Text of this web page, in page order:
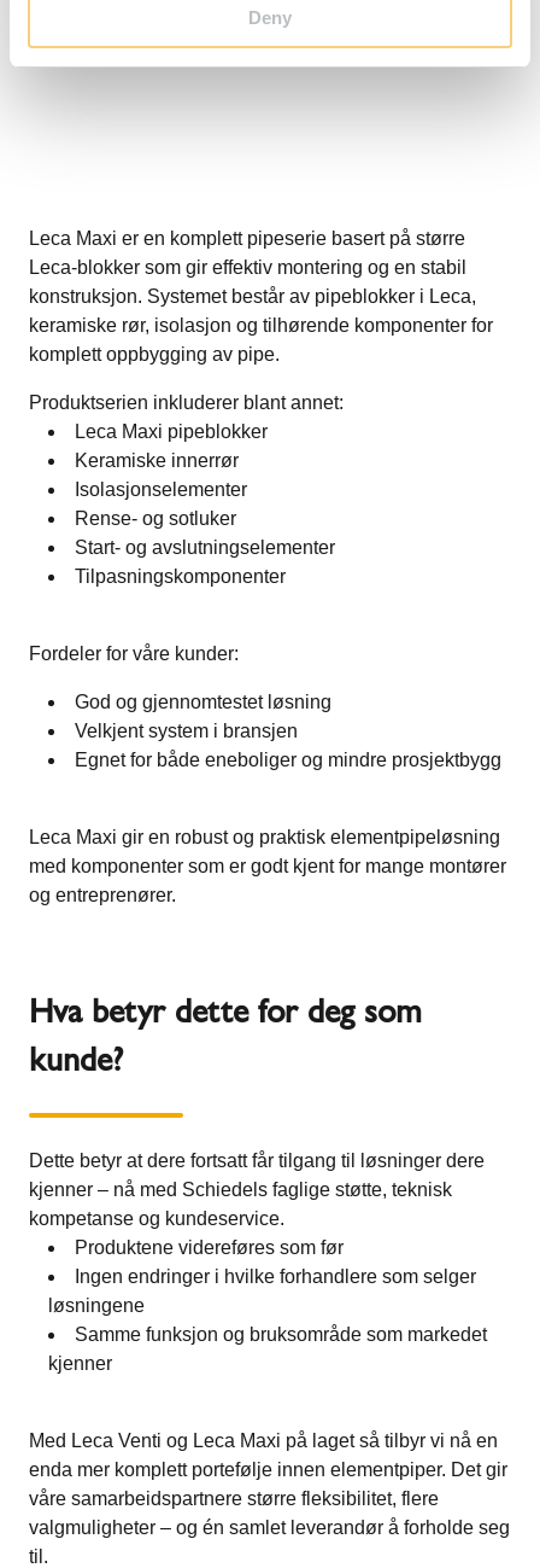
Deny
Leca Maxi er en komplett pipeserie basert på større
Leca-blokker som gir effektiv montering og en stabil
konstruksjon. Systemet består av pipeblokker i Leca,
keramiske rør, isolasjon og tilhørende komponenter for
komplett oppbygging av pipe.
Produktserien inkluderer blant annet:
Leca Maxi pipeblokker
Keramiske innerrør
Isolasjonselementer
Rense- og sotluker
Start- og avslutningselementer
Tilpasningskomponenter
Fordeler for våre kunder:
God og gjennomtestet løsning
Velkjent system i bransjen
Egnet for både eneboliger og mindre prosjektbygg
Leca Maxi gir en robust og praktisk elementpipeløsning
med komponenter som er godt kjent for mange montører
og entreprenører.
Hva betyr dette for deg som
kunde?
Dette betyr at dere fortsatt får tilgang til løsninger dere
kjenner – nå med Schiedels faglige støtte, teknisk
kompetanse og kundeservice.
Produktene videreføres som før
Ingen endringer i hvilke forhandlere som selger
løsningene
Samme funksjon og bruksområde som markedet
kjenner
Med Leca Venti og Leca Maxi på laget så tilbyr vi nå en
enda mer komplett portefølje innen elementpiper. Det gir
våre samarbeidspartnere større fleksibilitet, flere
valgmuligheter – og én samlet leverandør å forholde seg
til.